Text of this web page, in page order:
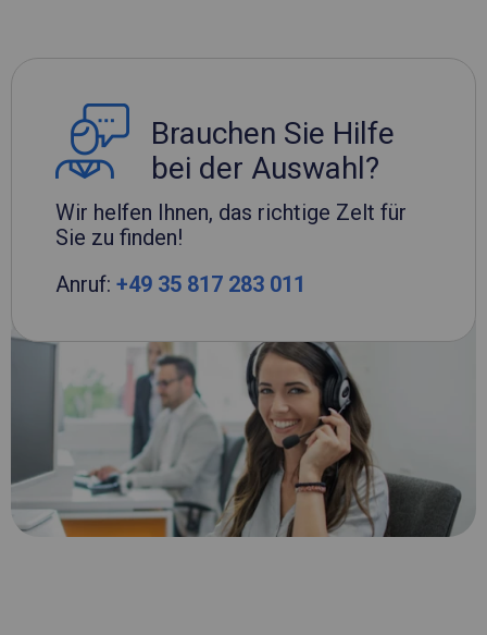
Brauchen Sie Hilfe
bei der Auswahl?
Wir helfen Ihnen, das richtige Zelt für
Sie zu finden!
Anruf: +49 35 817 283 011